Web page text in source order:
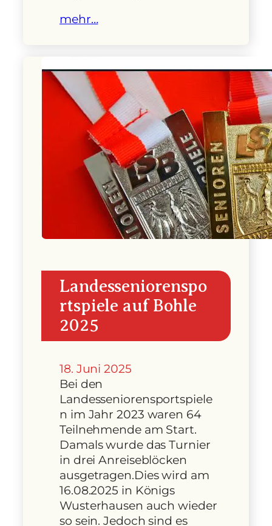
mehr…
Landesseniorenspo
rtspiele auf Bohle
2025
18. Juni 2025
Bei den
Landesseniorensportspiele
n im Jahr 2023 waren 64
Teilnehmende am Start.
Damals wurde das Turnier
in drei Anreiseblöcken
ausgetragen.Dies wird am
16.08.2025 in Königs
Wusterhausen auch wieder
so sein. Jedoch sind es